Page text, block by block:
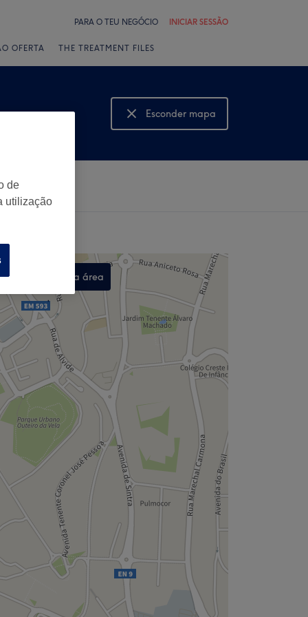
PARA O TEU NEGÓCIO INICIAR SESSÃO
OFERTA THE TREATMENT FILES
Esconder mapa
Mostrar mapa
Procurar nesta área
,
de
utilização